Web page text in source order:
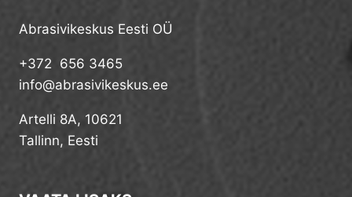
Abrasivikeskus Eesti OÜ
+372 656 3465
info@abrasivikeskus.ee
Artelli 8A, 10621
Tallinn, Eesti